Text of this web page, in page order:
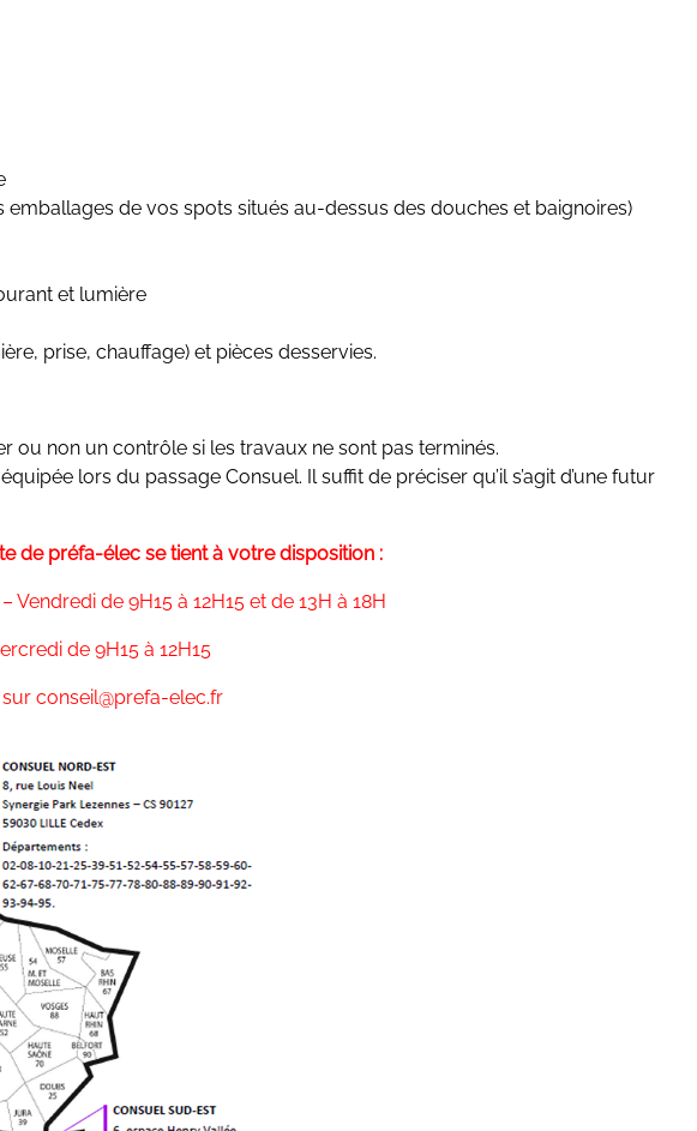
de vos spots situés au-dessus des douches et baignoires)
et lumière
prise, chauffage) et pièces desservies.
ou non un contrôle si les travaux ne sont pas terminés.
lors du passage Consuel. Il suffit de préciser qu’il s’agit d’une futur
de préfa-élec se tient à votre disposition :
Vendredi de 9H15 à 12H15 et de 13H à 18H
de 9H15 à 12H15
conseil@prefa-elec.fr